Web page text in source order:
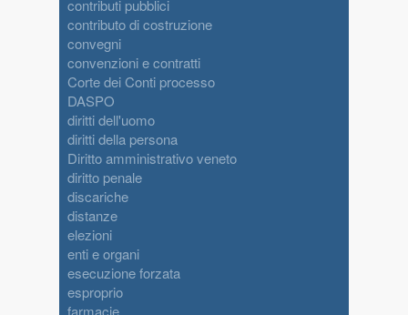
contributi pubblici
contributo di costruzione
convegni
convenzioni e contratti
Corte dei Conti processo
DASPO
diritti dell'uomo
diritti della persona
Diritto amministrativo veneto
diritto penale
discariche
distanze
elezioni
enti e organi
esecuzione forzata
esproprio